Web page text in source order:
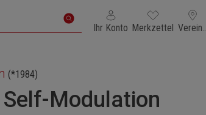
Ihr Konto Du hast 0 Produkte auf
Merkzettel
(*1984)
Modulation